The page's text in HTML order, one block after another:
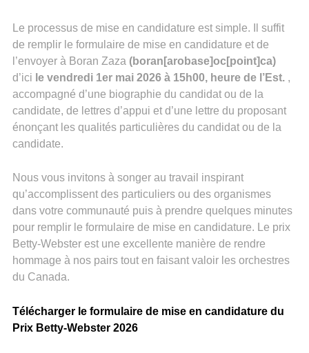
Le processus de mise en candidature est simple. Il suffit
de remplir le formulaire de mise en candidature et de
l’envoyer à Boran Zaza (boran[arobase]oc[point]ca)
d’ici le vendredi 1er mai 2026 à 15h00, heure de l’Est. ,
accompagné d’une biographie du candidat ou de la
candidate, de lettres d’appui et d’une lettre du proposant
énonçant les qualités particulières du candidat ou de la
candidate.
Nous vous invitons à songer au travail inspirant
qu’accomplissent des particuliers ou des organismes
dans votre communauté puis à prendre quelques minutes
pour remplir le formulaire de mise en candidature. Le prix
Betty-Webster est une excellente manière de rendre
hommage à nos pairs tout en faisant valoir les orchestres
du Canada.
Télécharger le formulaire de mise en candidature du
Prix Betty-Webster 2026